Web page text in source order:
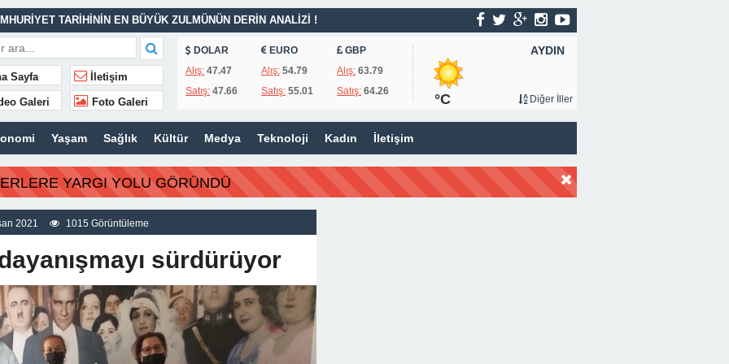
TARİHİNİN EN BÜYÜK ZULMÜNÜN DERİN ANALİZİ !
UNUTULMADI
– 42 “Kırık Şehirlerin Çocukları”
SONU !
Sayfa İletişim
Galeri Foto Galeri
DOLAR
Alış: 47.47
Satış: 47.66
EURO
Alış:54.79
Satış:55.01
GBP
Alış:63.79
Satış:64.26
AYDIN
°C Diğer İller
Yaşam Sağlık Kültür Medya Teknoloji Kadın İletişim
YARGI YOLU GÖRÜNDÜ
2021 1015 Görüntüleme
sürdürüyor